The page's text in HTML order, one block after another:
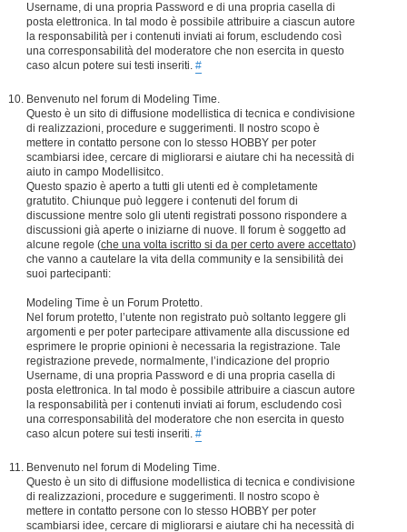
Username, di una propria Password e di una propria casella di
posta elettronica. In tal modo è possibile attribuire a ciascun autore
la responsabilità per i contenuti inviati ai forum, escludendo così
una corresponsabilità del moderatore che non esercita in questo
caso alcun potere sui testi inseriti. #
Benvenuto nel forum di Modeling Time.
Questo è un sito di diffusione modellistica di tecnica e condivisione
di realizzazioni, procedure e suggerimenti. Il nostro scopo è
mettere in contatto persone con lo stesso HOBBY per poter
scambiarsi idee, cercare di migliorarsi e aiutare chi ha necessità di
aiuto in campo Modellisitco.
Questo spazio è aperto a tutti gli utenti ed è completamente
gratutito. Chiunque può leggere i contenuti del forum di
discussione mentre solo gli utenti registrati possono rispondere a
discussioni già aperte o iniziarne di nuove. Il forum è soggetto ad
alcune regole (che una volta iscritto si da per certo avere accettato)
che vanno a cautelare la vita della community e la sensibilità dei
suoi partecipanti:
Modeling Time è un Forum Protetto.
Nel forum protetto, l’utente non registrato può soltanto leggere gli
argomenti e per poter partecipare attivamente alla discussione ed
esprimere le proprie opinioni è necessaria la registrazione. Tale
registrazione prevede, normalmente, l’indicazione del proprio
Username, di una propria Password e di una propria casella di
posta elettronica. In tal modo è possibile attribuire a ciascun autore
la responsabilità per i contenuti inviati ai forum, escludendo così
una corresponsabilità del moderatore che non esercita in questo
caso alcun potere sui testi inseriti. #
Benvenuto nel forum di Modeling Time.
Questo è un sito di diffusione modellistica di tecnica e condivisione
di realizzazioni, procedure e suggerimenti. Il nostro scopo è
mettere in contatto persone con lo stesso HOBBY per poter
scambiarsi idee, cercare di migliorarsi e aiutare chi ha necessità di